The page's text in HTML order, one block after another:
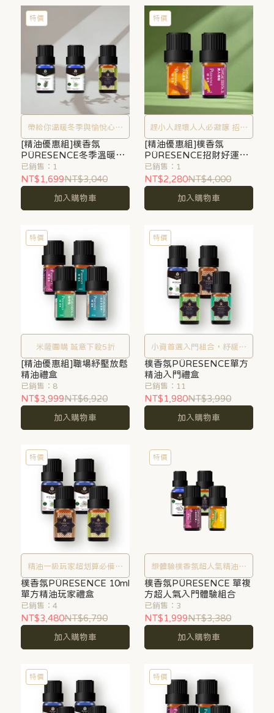
特價
帶給你溫暖冬季與愉悅心情
的精油組
[精油優惠組]樸香氛
PÜRESENCE冬季溫暖精
油組
已銷售：1
NT$1,699NT$3,040
加入購物車
特價
趕小人趕壞人人必避讓 招貴
人招才氣氣宇軒昂
[精油優惠組]樸香氛
PÜRESENCE招財好運
15ml複方精油組 [趕小人招
貴人人事通暢]
已銷售：1
NT$2,280NT$4,000
加入購物車
特價
米薩團購 誠意下殺5折
[精油優惠組]職場紓壓放鬆
精油禮盒
已銷售：8
NT$3,999NT$6,920
加入購物車
特價
小資首選入門組合，紓緩日
常壓力愉悅心情
樸香氛PÜRESENCE單方
精油入門禮盒
已銷售：11
NT$1,980NT$3,990
加入購物車
特價
精油一級玩家超划算必備精
油組
樸香氛PÜRESENCE 10ml
單方精油玩家禮盒
已銷售：4
NT$3,480NT$6,790
加入購物車
特價
想體驗樸香氛超人氣精油宇
宙，從這裡開始
樸香氛PÜRESENCE 單複
方超人氣入門體驗組合
已銷售：3
NT$1,999NT$3,380
加入購物車
特價 特價